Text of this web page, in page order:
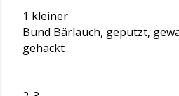
1 kleiner
Bund Bärlauch, geputzt,
gehackt